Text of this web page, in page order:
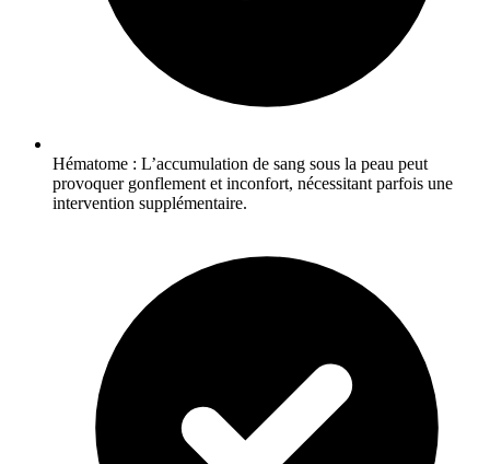
Hématome : L’accumulation de sang sous la peau peut
provoquer gonflement et inconfort, nécessitant parfois une
intervention supplémentaire.